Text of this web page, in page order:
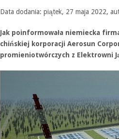
Data dodania: piątek, 27 maja 2022,
Jak poinformowała niemiecka
chińskiej korporacji Aerosun
promieniotwórczych z Elektrowni